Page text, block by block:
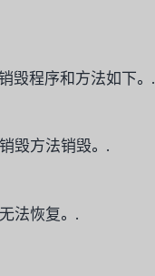
毁程序和方法如下。.
毁方法销毁。.
法恢复。.